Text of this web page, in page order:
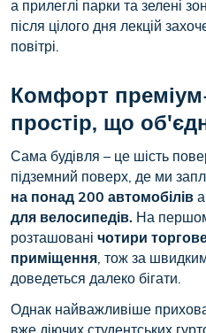
а прилеглі парки та зелені
після цілого дня лекцій
повітрі.
Комфорт
простір, що
Сама будівля – це шість
підземний поверх, де ми
на понад 200 автомобілів
для велосипедів.На
розташовані чотири
приміщення, тож за
доведеться далеко бігати.
Однак найважливіше